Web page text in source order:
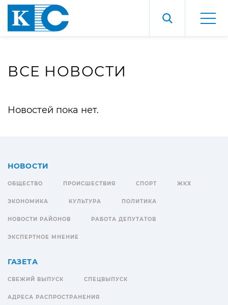
ВСЕ НОВОСТИ
Новостей пока нет.
НОВОСТИ
ОБЩЕСТВО ПРОИСШЕСТВИЯ СПОРТ ЖКХ
ЭКОНОМИКА КУЛЬТУРА ПОЛИТИКА
НОВОСТИ РАЙОНОВ РАБОТА ДЕПУТАТОВ
ЭКСПЕРТНОЕ МНЕНИЕ
ГАЗЕТА
СВЕЖИЙ ВЫПУСК СПЕЦВЫПУСК
АДРЕСА РАСПРОСТРАНЕНИЯ